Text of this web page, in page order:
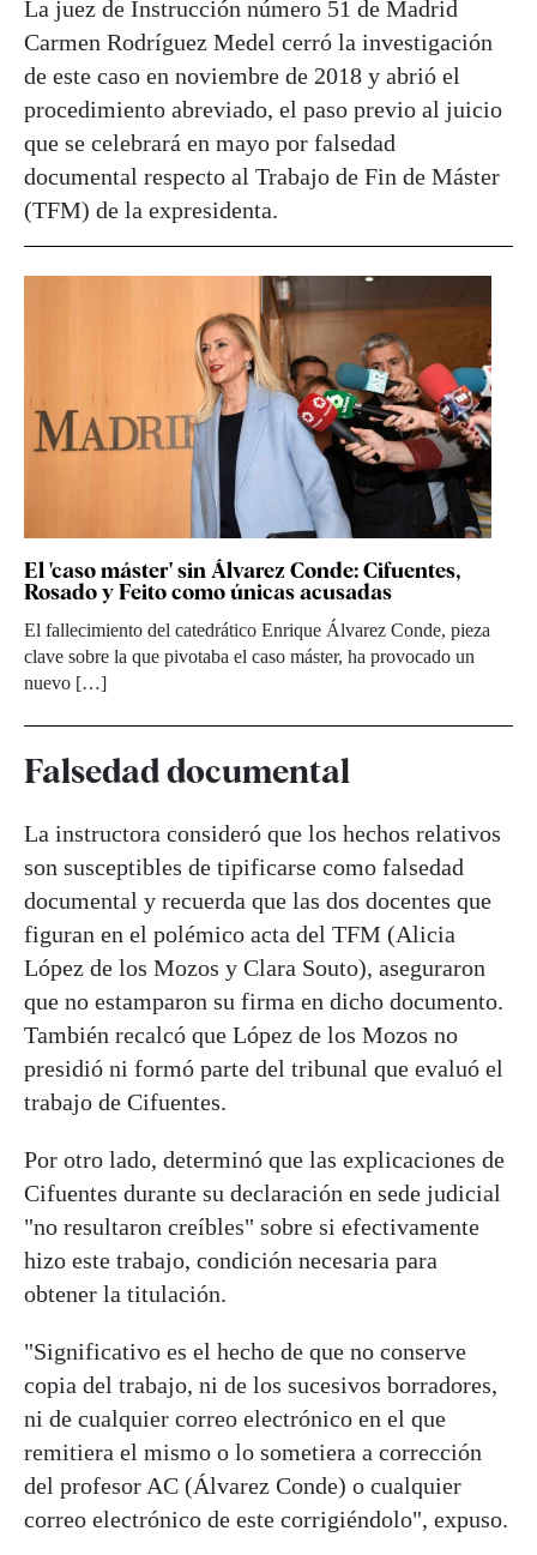
La juez de Instrucción número 51 de Madrid
Carmen Rodríguez Medel cerró la investigación
de este caso en noviembre de 2018 y abrió el
procedimiento abreviado, el paso previo al juicio
que se celebrará en mayo por falsedad
documental respecto al Trabajo de Fin de Máster
(TFM) de la expresidenta.
El 'caso máster' sin Álvarez Conde: Cifuentes,
Rosado y Feito como únicas acusadas
El fallecimiento del catedrático Enrique Álvarez Conde, pieza
clave sobre la que pivotaba el caso máster, ha provocado un
nuevo […]
Falsedad documental
La instructora consideró que los hechos relativos
son susceptibles de tipificarse como falsedad
documental y recuerda que las dos docentes que
figuran en el polémico acta del TFM (Alicia
López de los Mozos y Clara Souto), aseguraron
que no estamparon su firma en dicho documento.
También recalcó que López de los Mozos no
presidió ni formó parte del tribunal que evaluó el
trabajo de Cifuentes.
Por otro lado, determinó que las explicaciones de
Cifuentes durante su declaración en sede judicial
"no resultaron creíbles" sobre si efectivamente
hizo este trabajo, condición necesaria para
obtener la titulación.
"Significativo es el hecho de que no conserve
copia del trabajo, ni de los sucesivos borradores,
ni de cualquier correo electrónico en el que
remitiera el mismo o lo sometiera a corrección
del profesor AC (Álvarez Conde) o cualquier
correo electrónico de este corrigiéndolo", expuso.